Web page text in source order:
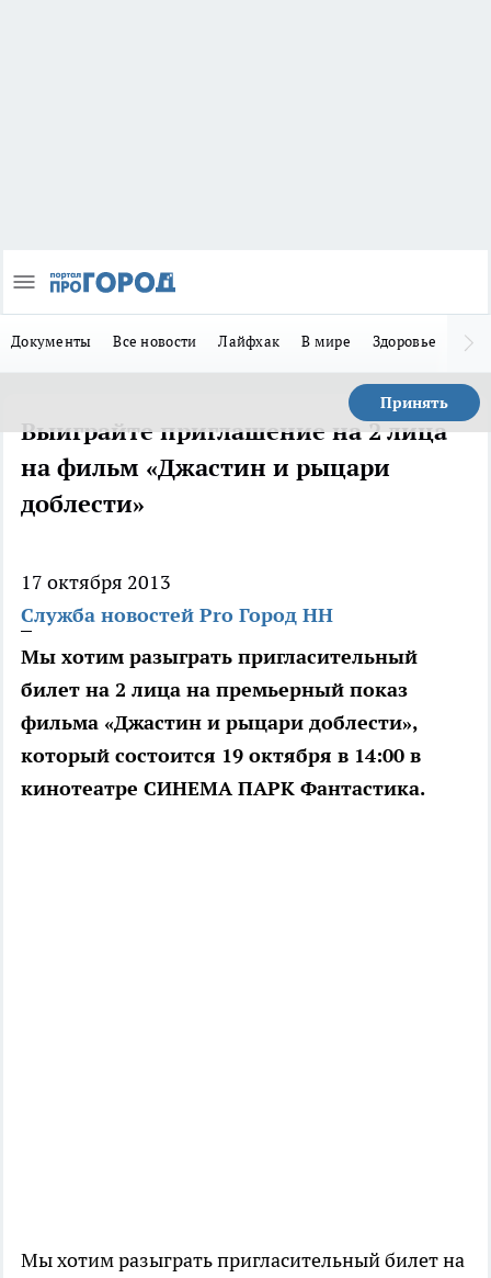
Документы Все новости Лайфхак В мире Здоровье
Принять
Выиграйте приглашение на 2 лица
на фильм «Джастин и рыцари
доблести»
17 октября 2013
Служба новостей Pro Город НН
Мы хотим разыграть пригласительный
билет на 2 лица на премьерный показ
фильма «Джастин и рыцари доблести»,
который состоится 19 октября в 14:00 в
кинотеатре СИНЕМА ПАРК Фантастика.
Мы хотим разыграть пригласительный билет на